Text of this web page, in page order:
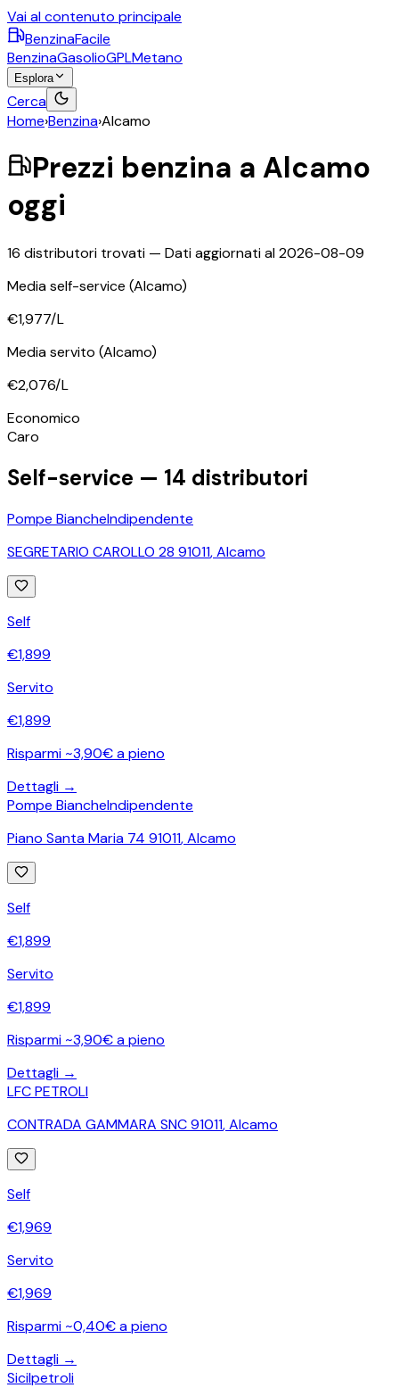
Vai al contenuto principale
BenzinaFacile
BenzinaGasolioGPLMetano
Esplora
Cerca
Home›Benzina›Alcamo
Prezzi benzina a Alcamo
oggi
16 distributori trovati — Dati aggiornati al2026-08-09
Media self-service (Alcamo)
€1,977/L
Media servito (Alcamo)
€2,076/L
Economico
Caro
Self-service — 14 distributori
Pompe BiancheIndipendente
SEGRETARIO CAROLLO 28 91011,Alcamo
Self
€1,899
Servito
€1,899
Risparmi ~3,90€ a pieno
Dettagli →
Pompe BiancheIndipendente
Piano Santa Maria 74 91011,Alcamo
Self
€1,899
Servito
€1,899
Risparmi ~3,90€ a pieno
Dettagli →
LFC PETROLI
CONTRADA GAMMARA SNC 91011,Alcamo
Self
€1,969
Servito
€1,969
Risparmi ~0,40€ a pieno
Dettagli →
Sicilpetroli